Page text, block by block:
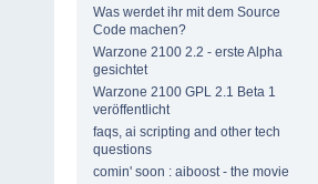
Was werdet ihr mit dem Source
Code machen?
Warzone 2100 2.2 - erste Alpha
gesichtet
Warzone 2100 GPL 2.1 Beta 1
veröffentlicht
faqs, ai scripting and other tech
questions
comin' soon : aiboost - the movie